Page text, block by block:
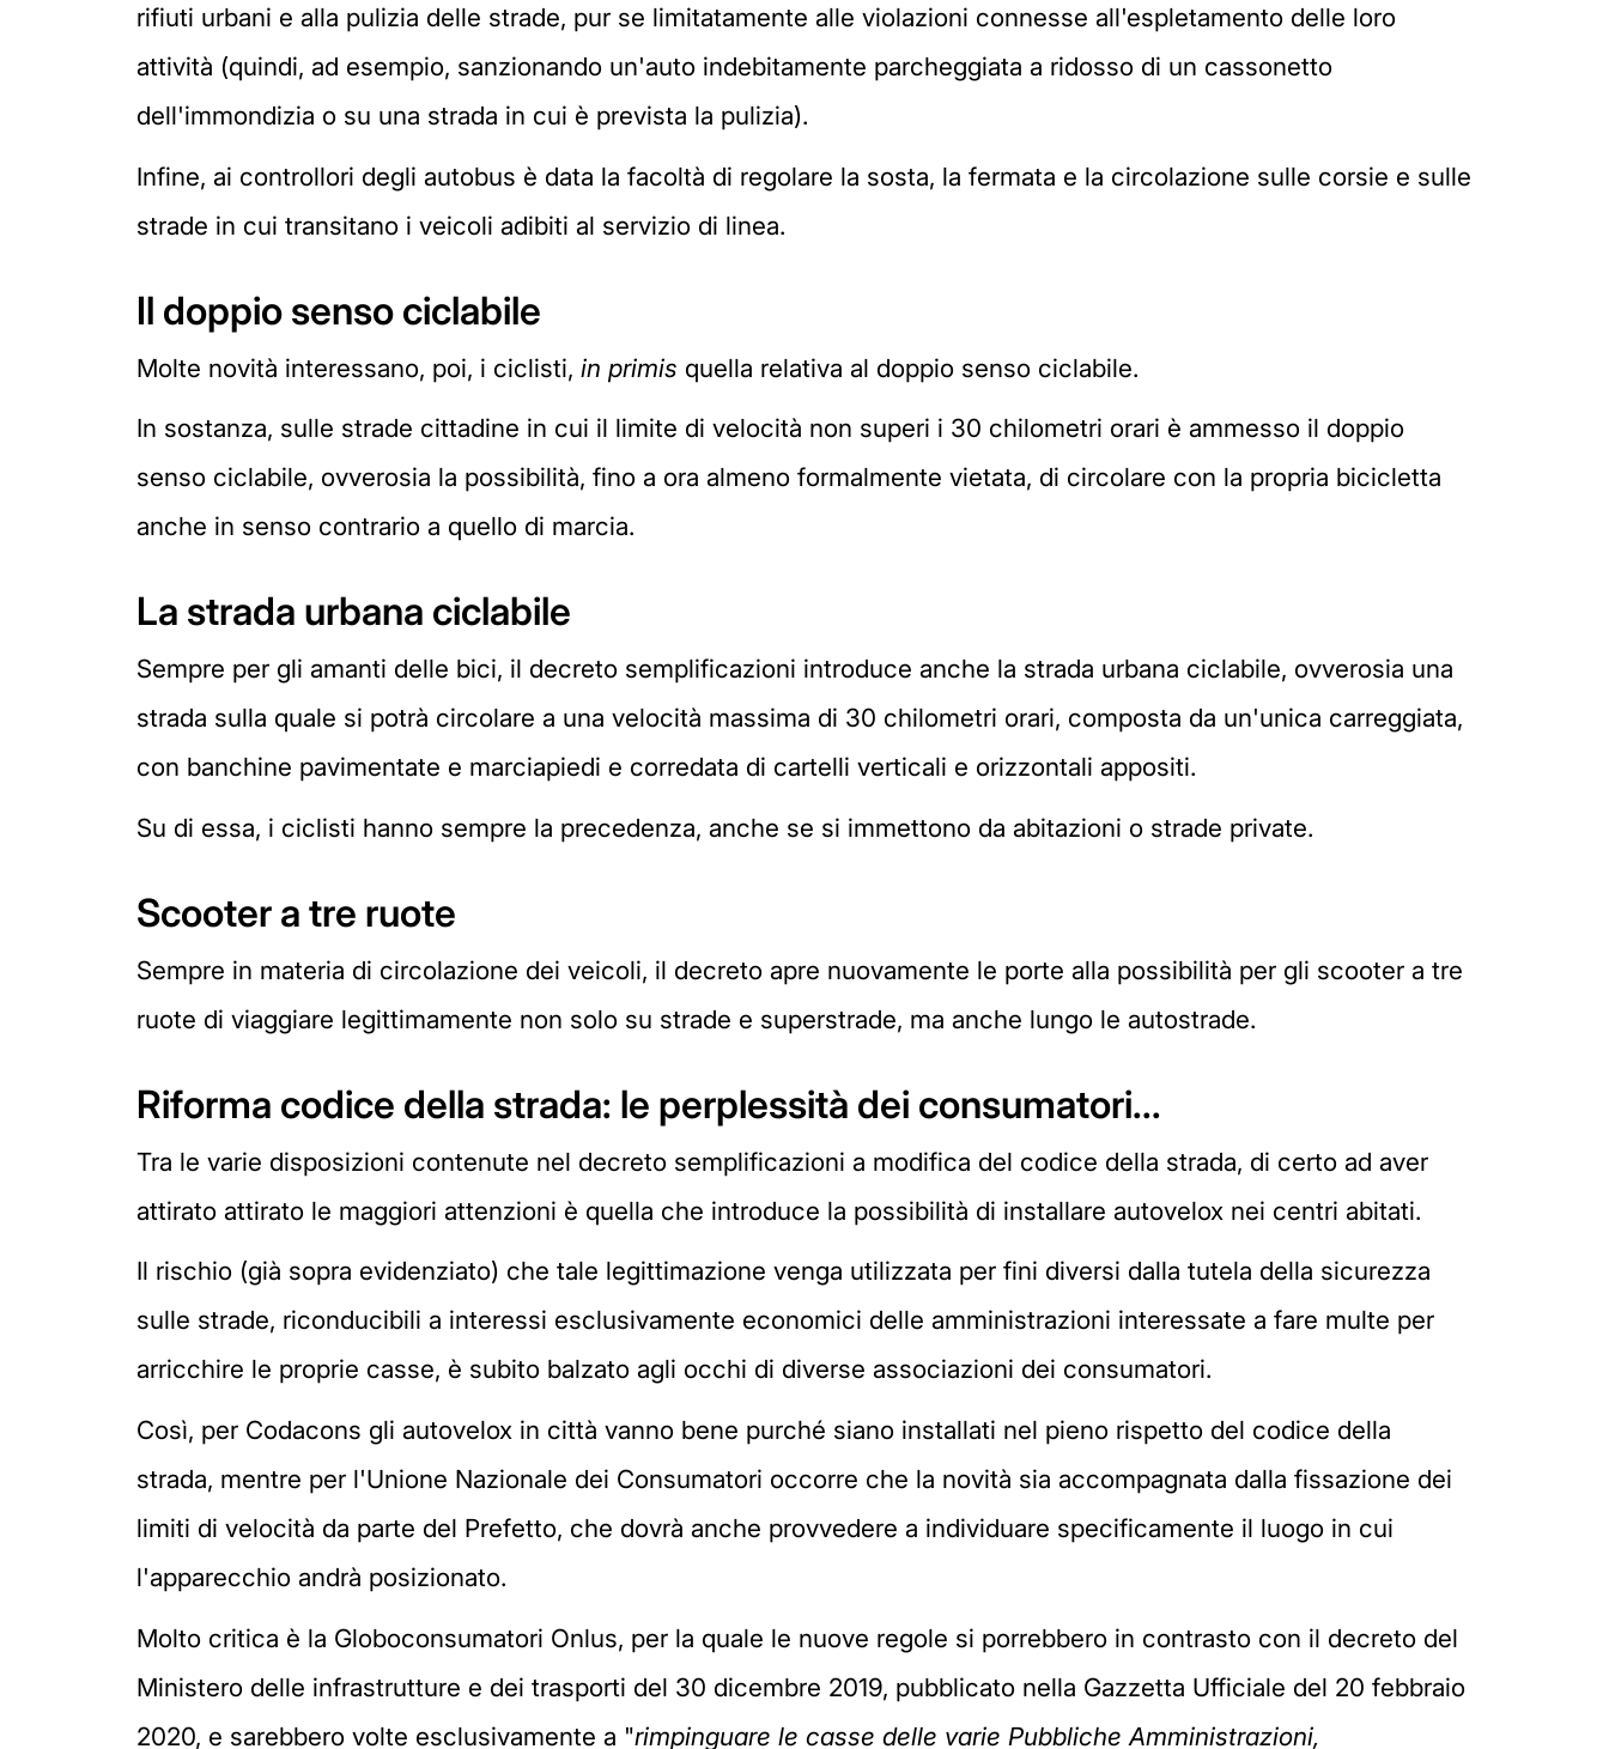
rifiuti urbani e alla pulizia delle strade, pur se limitatamente alle violazioni connesse all'espletamento delle loro
attività (quindi, ad esempio, sanzionando un'auto indebitamente parcheggiata a ridosso di un cassonetto
dell'immondizia o su una strada in cui è prevista la pulizia).
Infine, ai controllori degli autobus è data la facoltà di regolare la sosta, la fermata e la circolazione sulle corsie e sulle
strade in cui transitano i veicoli adibiti al servizio di linea.
Il doppio senso ciclabile
Molte novità interessano, poi, i ciclisti, in primis quella relativa al doppio senso ciclabile.
In sostanza, sulle strade cittadine in cui il limite di velocità non superi i 30 chilometri orari è ammesso il doppio
senso ciclabile, ovverosia la possibilità, fino a ora almeno formalmente vietata, di circolare con la propria bicicletta
anche in senso contrario a quello di marcia.
La strada urbana ciclabile
Sempre per gli amanti delle bici, il decreto semplificazioni introduce anche la strada urbana ciclabile, ovverosia una
strada sulla quale si potrà circolare a una velocità massima di 30 chilometri orari, composta da un'unica carreggiata,
con banchine pavimentate e marciapiedi e corredata di cartelli verticali e orizzontali appositi.
Su di essa, i ciclisti hanno sempre la precedenza, anche se si immettono da abitazioni o strade private.
Scooter a tre ruote
Sempre in materia di circolazione dei veicoli, il decreto apre nuovamente le porte alla possibilità per gli scooter a tre
ruote di viaggiare legittimamente non solo su strade e superstrade, ma anche lungo le autostrade.
Riforma codice della strada: le perplessità dei consumatori...
Tra le varie disposizioni contenute nel decreto semplificazioni a modifica del codice della strada, di certo ad aver
attirato attirato le maggiori attenzioni è quella che introduce la possibilità di installare autovelox nei centri abitati.
Il rischio (già sopra evidenziato) che tale legittimazione venga utilizzata per fini diversi dalla tutela della sicurezza
sulle strade, riconducibili a interessi esclusivamente economici delle amministrazioni interessate a fare multe per
arricchire le proprie casse, è subito balzato agli occhi di diverse associazioni dei consumatori.
Così, per Codacons gli autovelox in città vanno bene purché siano installati nel pieno rispetto del codice della
strada, mentre per l'Unione Nazionale dei Consumatori occorre che la novità sia accompagnata dalla fissazione dei
limiti di velocità da parte del Prefetto, che dovrà anche provvedere a individuare specificamente il luogo in cui
l'apparecchio andrà posizionato.
Molto critica è la Globoconsumatori Onlus, per la quale le nuove regole si porrebbero in contrasto con il decreto del
Ministero delle infrastrutture e dei trasporti del 30 dicembre 2019, pubblicato nella Gazzetta Ufficiale del 20 febbraio
2020, e sarebbero volte esclusivamente a "rimpinguare le casse delle varie Pubbliche Amministrazioni,